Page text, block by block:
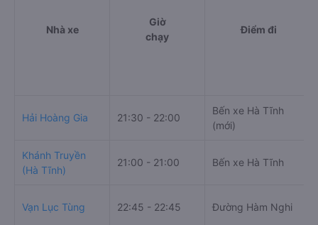
Nhà xe
Giờ
chạy
Điểm đi
Hải Hoàng Gia 21:30 - 22:00
Bến xe Hà Tĩnh
(mới)
Khánh Truyền
(Hà Tĩnh)
21:00 - 21:00 Bến xe Hà Tĩnh
Vạn Lục Tùng 22:45 - 22:45 Đường Hàm Nghi